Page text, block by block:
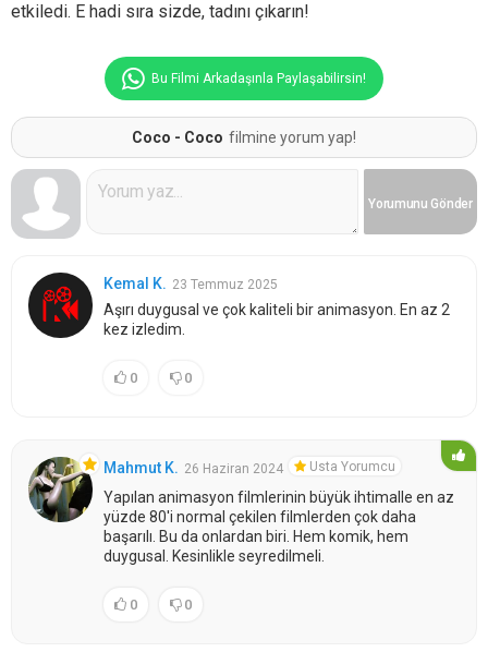
etkiledi. E hadi sıra sizde, tadını çıkarın!
Bu Filmi Arkadaşınla Paylaşabilirsin!
Coco - Coco filmine yorum yap!
Yorumunu Gönder
Kemal K. 23 Temmuz 2025
Aşırı duygusal ve çok kaliteli bir animasyon. En az 2
kez izledim.
0 0
Mahmut K. 26 Haziran 2024 Usta Yorumcu
Yapılan animasyon filmlerinin büyük ihtimalle en az
yüzde 80'i normal çekilen filmlerden çok daha
başarılı. Bu da onlardan biri. Hem komik, hem
duygusal. Kesinlikle seyredilmeli.
0 0